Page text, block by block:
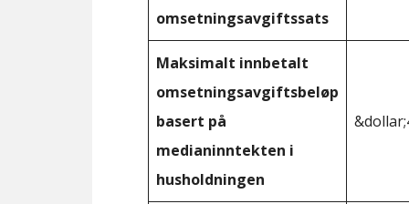
omsetningsavgiftssats
Maksimalt innbetalt
omsetningsavgiftsbeløp
basert på
medianinntekten i
husholdningen